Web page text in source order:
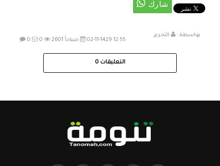
بواسطة :
التحرير
02-11-1429 12:55 صباحاً
0 0 2601
التعليقات 0